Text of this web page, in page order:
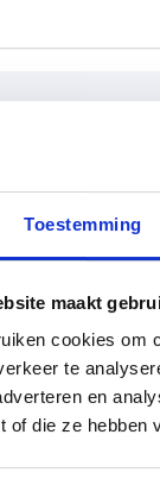
Toestemming
maakt
cookies om
te
en
of die ze hebben
wordt
In de laatste stap
D